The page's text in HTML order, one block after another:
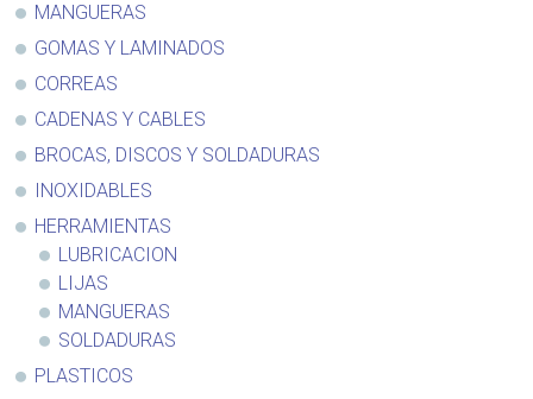
MANGUERAS
GOMAS Y LAMINADOS
CORREAS
CADENAS Y CABLES
BROCAS, DISCOS Y SOLDADURAS
INOXIDABLES
HERRAMIENTAS
LUBRICACION
LIJAS
MANGUERAS
SOLDADURAS
PLASTICOS